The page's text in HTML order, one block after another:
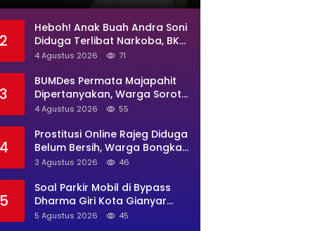
2
Heboh! Anak Buah Andra Soni
Diduga Terlibat Narkoba, BKD
Banten Diminta Buka Suara
4 Agustus 2026 71
3
BUMDes Permata Majapahit
Dipertanyakan, Warga Soroti
Dugaan Pengelolaan Tak
4 Agustus 2026 55
4
Prostitusi Online Rajeg Diduga
Belum Bersih, Warga Bongkar
Lokasi Baru Open BO Usai
3 Agustus 2026 46
5
Soal Parkir Mobil di Bypass
Dharma Giri Kota Gianyar
Jadi Sorotan, Pengawasan
5 Agustus 2026 45